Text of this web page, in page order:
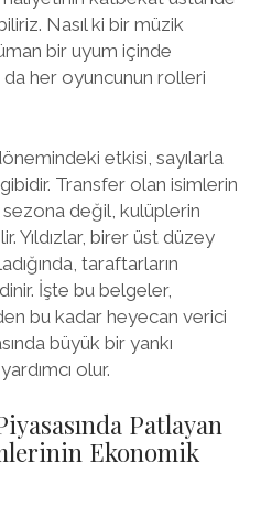
Nasıl ki bir müzik
bir uyum içinde
da her oyuncunun rolleri
etkisi, sayılarla
Transfer olan isimlerin
değil, kulüplerin
Yıldızlar, birer üst düzey
taraftarların
İşte bu belgeler,
bu kadar heyecan verici
büyük bir yankı
olur.
Patlayan
Ekonomik